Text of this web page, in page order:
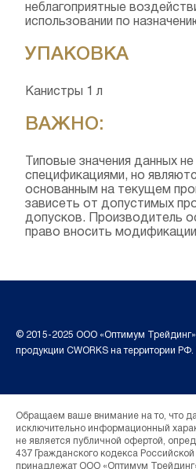
неблагоприятные
использовании по
УПАКОВКА
Канистры 1 л
ВАЖНО:
Типовые значения данных
спецификациями, но
основанным на текущем
зависеть от допустимых
допусков. Производитель
право вносить
© 2015-2025 ООО «Оптимум
продукции CWORKS на территории
Обращаем ваше внимание на то, что
исключительно информационный
не является публичной офертой,
437 Гражданского кодекса
принадлежат ООО «Оптимум